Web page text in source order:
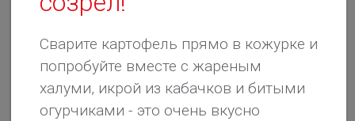
Сварите картофель прямо в кожурке и
попробуйте вместе с жареным
халуми, икрой из кабачков и битыми
огурчиками - это очень вкусно